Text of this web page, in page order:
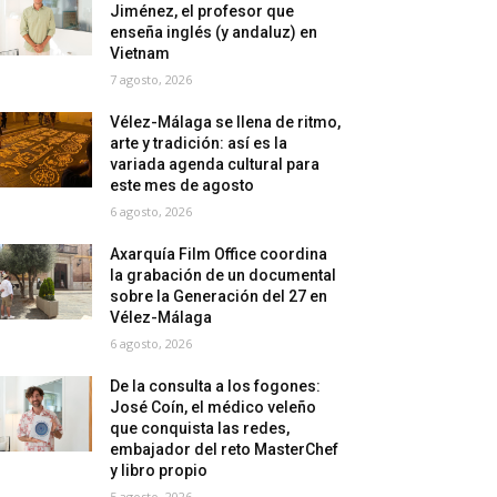
Jiménez, el profesor que
enseña inglés (y andaluz) en
Vietnam
7 agosto, 2026
Vélez-Málaga se llena de ritmo,
arte y tradición: así es la
variada agenda cultural para
este mes de agosto
6 agosto, 2026
Axarquía Film Office coordina
la grabación de un documental
sobre la Generación del 27 en
Vélez-Málaga
6 agosto, 2026
De la consulta a los fogones:
José Coín, el médico veleño
que conquista las redes,
embajador del reto MasterChef
y libro propio